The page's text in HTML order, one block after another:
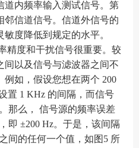
道内频率输入测试信号。第
邻信道信号。信道外信号的
度降低到规定的水平。
精度和干扰信号很重要。较
间以及信号与滤波器之间不
如，假设您想在两个 200
置 1 KHz 的间隔，而信号
那么， 信号源的频率误差
即 ±200 Hz。于是，该间隔
间的任何一个值，如图5 所